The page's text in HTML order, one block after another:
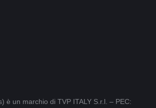
è un marchio di TVP ITALY S.r.l. – PEC: